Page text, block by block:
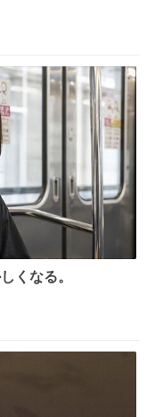
則級にかわいい。
くなる。